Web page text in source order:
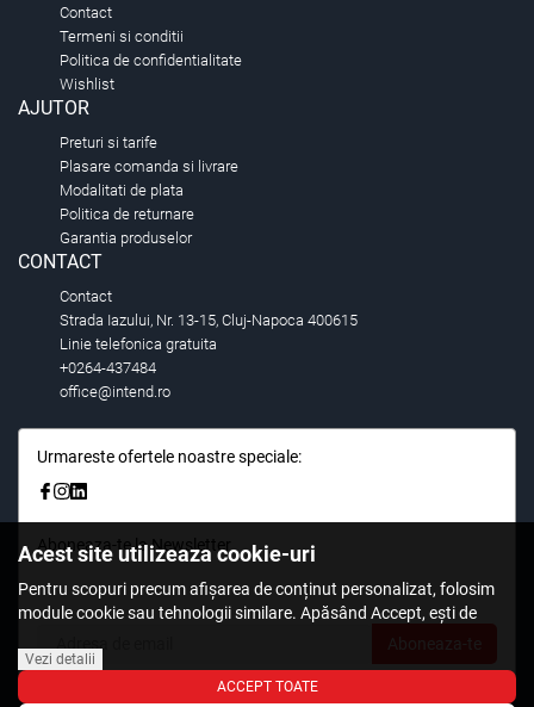
Contact
Termeni si conditii
Politica de confidentialitate
Wishlist
AJUTOR
Preturi si tarife
Plasare comanda si livrare
Modalitati de plata
Politica de returnare
Garantia produselor
CONTACT
Contact
Strada Iazului, Nr. 13-15, Cluj-Napoca 400615
Linie telefonica gratuita
+0264-437484
office@intend.ro
Urmareste ofertele noastre speciale:
Aboneaza-te la Newsletter
Fii primul care stie. Inscrieti-vă la newsletter astazi.
Acest site utilizeaza cookie-uri
Pentru scopuri precum afișarea de conținut personalizat, folosim
module cookie sau tehnologii similare. Apăsând Accept, ești de
tehnologii similare. Află in sectiunea Politica de Cookies mai multe
despre cookie-uri, inclusiv despre posibilitatea retragerii acordului.
Vezi detalii
ACCEPT TOATE